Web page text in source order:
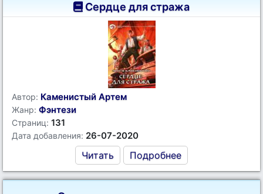
Сердце для стража
Автор: Каменистый Артем
Жанр: Фэнтези
Страниц: 131
Дата добавления: 26-07-2020
Читать Подробнее